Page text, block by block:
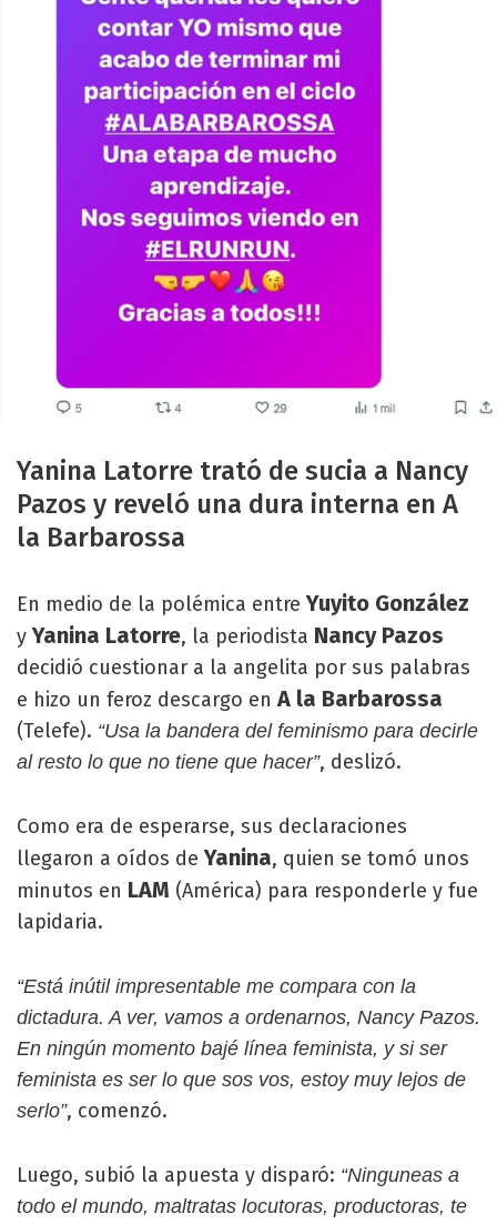
Yanina Latorre trató de sucia a Nancy
Pazos y reveló una dura interna en A
la Barbarossa
En medio de la polémica entreYuyito González
yYanina Latorre, la periodista Nancy Pazos
decidió cuestionar a la angelita por sus palabras
e hizo un feroz descargo enA la Barbarossa
(Telefe). “Usa la bandera del feminismo para decirle
al resto lo que no tiene que hacer”, deslizó.
Como era de esperarse, sus declaraciones
llegaron a oídos deYanina, quien se tomó unos
minutos en LAM (América) para responderle y fue
lapidaria.
“Está inútil impresentable me compara con la
dictadura. A ver, vamos a ordenarnos, Nancy Pazos.
En ningún momento bajé línea feminista, y si ser
feminista es ser lo que sos vos, estoy muy lejos de
serlo”, comenzó.
Luego, subió la apuesta y disparó: “Ninguneas a
todo el mundo, maltratas locutoras, productoras, te